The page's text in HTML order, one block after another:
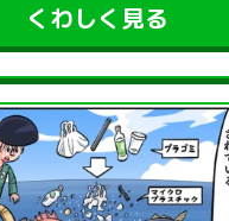
くわしく見る